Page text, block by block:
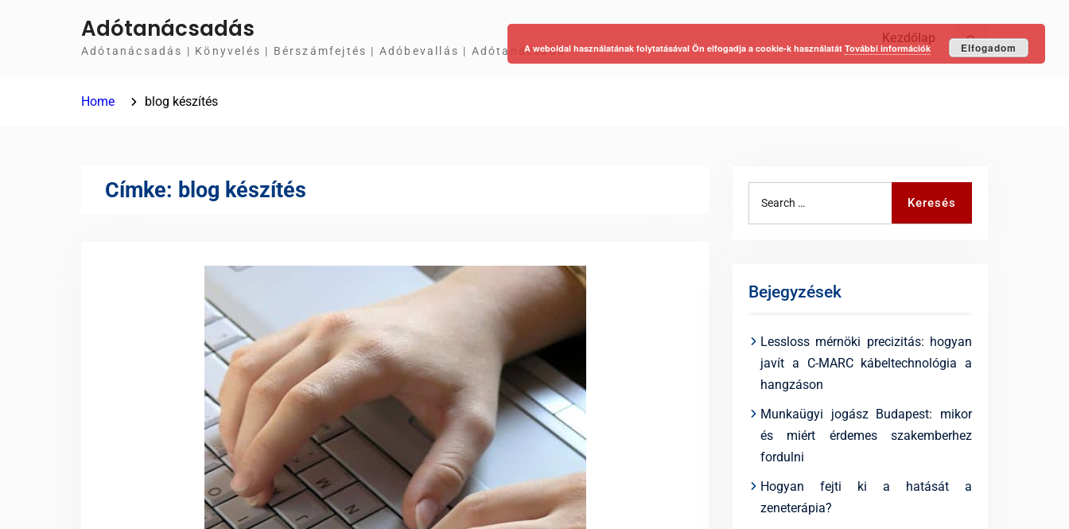
Adótanácsadás
Adótanácsadás | Könyvelés | Bérszámfejtés | Adóbevallás | Adótanácsadó
Kezdőlap Keresés
Home blog készítés
Címke: blog készítés Keresés
Bejegyzések
Lessloss mérnöki precizitás: hogyan
javít a C-MARC kábeltechnológia a
hangzáson
Munkaügyi jogász Budapest: mikor
és miért érdemes szakemberhez
fordulni
Hogyan fejti ki a hatását a
zeneterápia?
A weboldal használatának folytatásával Ön elfogadja a cookie-k használatát További információk Elfogadom